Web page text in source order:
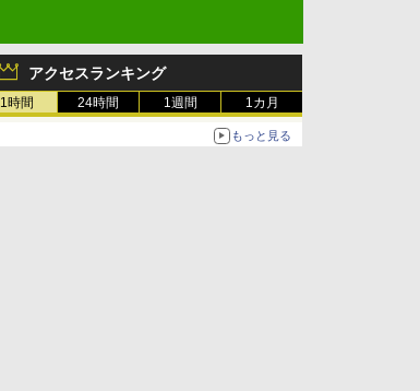
アクセスランキング
1時間 24時間 1週間 1カ月
もっと見る